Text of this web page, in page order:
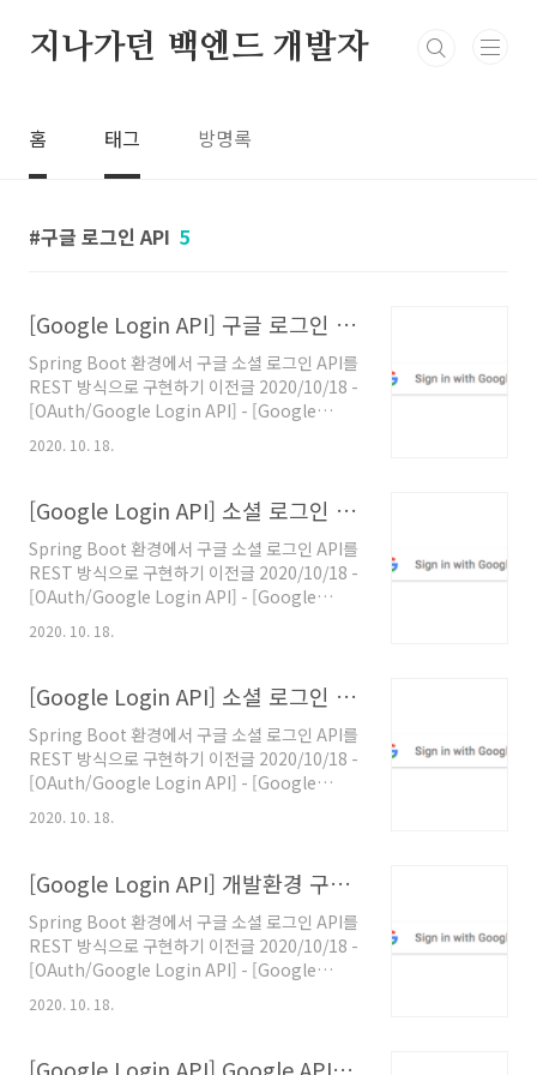
지나가던 백엔드 개발자
홈 태그 방명록
구글 로그인 API 5
[Google Login API] 구글 로그인 Access Token 및 Refresh Token 발급 - 마무리 (Spring Boot 레퍼런스를 보면서 구현해보는 구글 소셜 로그인 REST API - 5)
Spring Boot 환경에서 구글 소셜 로그인 API를
REST 방식으로 구현하기 이전글 2020/10/18 -
[OAuth/Google Login API] - [Google
Login API] 소셜 로그인 요청 Redirect 처리 -
2 (Spring Boot 레퍼런스를 보면서 구현해보는
Login API] 소셜 로그인 요청 Redirect 처리 -
2 (Spring Boot 레퍼런스를 보면서 구현해보는
구글 소 Spring Boot 환경에서 구글 소셜 로그
인 API를 REST 방식으로 구현하기 Step
Google APIs 신규 프로젝트 생성 및 개발환경
구성 새 프로젝트 생성 OAuth 동의 화면 구성
2020. 10. 18.
[Google Login API] 소셜 로그인 요청 Redirect 처리 - 2 (Spring Boot 레퍼런스를 보면서 구현해보는 구글 소셜 로그인 REST API - 4)
Spring Boot 환경에서 구글 소셜 로그인 API를
REST 방식으로 구현하기 이전글 2020/10/18 -
[OAuth/Google Login API] - [Google
Login API] 소셜 로그인 요청 Redirect 처리
(Spring Boot 레퍼런스를 보면서 구현해보는
Login API] 소셜 로그인 요청 Redirect 처리
(Spring Boot 레퍼런스를 보면서 구현해보는
구글 소셜 Spring Boot 환경에서 구글 소셜 로
그인 API를 REST 방식으로 구현하기 들어가기
에 앞서 기본적인 소셜 로그인 처리 프로세스에
대해 간단하게 짚고 넘어가도록 하겠습니다. 일
2020. 10. 18.
[Google Login API] 소셜 로그인 요청 Redirect 처리 (Spring Boot 레퍼런스를 보면서 구현해보는 구글 소셜 로그인 REST API - 3)
Spring Boot 환경에서 구글 소셜 로그인 API를
REST 방식으로 구현하기 이전글 2020/10/18 -
[OAuth/Google Login API] - [Google
Login API] 개발환경 구성 및 Spring Boot 프
로젝트 생성 (Spring Boot 레퍼런스를 보면서
[Google Login API] 개발환경 구성 및 Spring
Boot 프로젝트 생성 (Spring Boot 레퍼런스를
보면서 구현해보�� Spring Boot 환경에서
구글 소셜 로그인 API를 REST 방식으로 구현하
기 Step Google APIs 신규 프로젝트 생성 및 개
발환경 구성 새 프로젝트 생성 OAuth 동의 화면
2020. 10. 18.
[Google Login API] 개발환경 구성 및 Spring Boot 프로젝트 생성 (Spring Boot 레퍼런스를 보면서 구현해보는 구글 소셜 로그인 REST API - 2)
Spring Boot 환경에서 구글 소셜 로그인 API를
REST 방식으로 구현하기 이전글 2020/10/18 -
[OAuth/Google Login API] - [Google
및 개발환경 구성 (Spring Boot 레퍼런스를 보
1) [Google Login API] Google APIs 신규 프
2020. 10. 18.